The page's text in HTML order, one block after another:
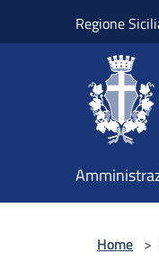
Regione
Home >